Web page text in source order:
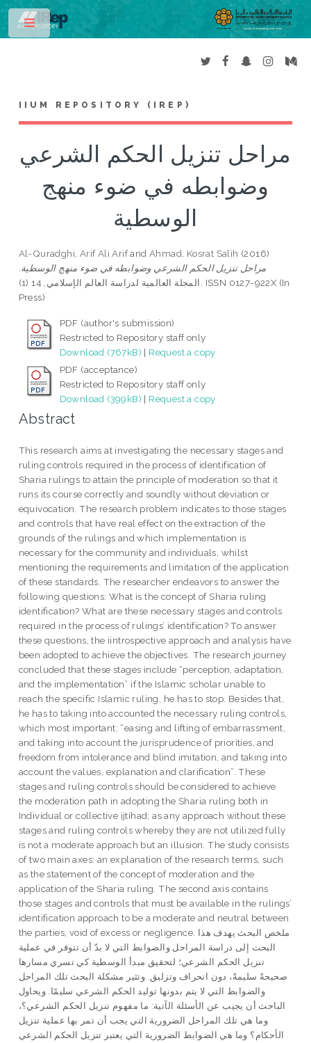
IIUM REPOSITORY (IREP)
مراحل تنزيل الحكم الشرعي
وضوابطه في ضوء منهج
الوسطية
Al-Quradghi, Arif Ali ArifandAhmad, Kosrat Salih (2016)
مراحل تنزيل الحكم الشرعي وضوابطه في ضوء منهج الوسطية.
المجلة العالمية لدراسة العالم الإسلامي, 14 (1). ISSN 0127-922X (In
Press)
PDF (author's submission)
Restricted to Repository staff only
Download (767kB) | Request a copy
PDF (acceptance)
Restricted to Repository staff only
Download (399kB) | Request a copy
Abstract
This research aims at investigating the necessary stages and
ruling controls required in the process of identification of
Sharia rulings to attain the principle of moderation so that it
runs its course correctly and soundly without deviation or
equivocation. The research problem indicates to those stages
and controls that have real effect on the extraction of the
grounds of the rulings and which implementation is
necessary for the community and individuals, whilst
mentioning the requirements and limitation of the application
of these standards. The researcher endeavors to answer the
following questions: What is the concept of Sharia ruling
identification? What are these necessary stages and controls
required in the process of rulings’ identification? To answer
these questions, the iintrospective approach and analysis have
been adopted to achieve the objectives. The research journey
concluded that these stages include “perception, adaptation,
and the implementation” if the Islamic scholar unable to
reach the specific Islamic ruling, he has to stop. Besides that,
he has to taking into accounted the necessary ruling controls,
which most important: “easing and lifting of embarrassment,
and taking into account the jurisprudence of priorities, and
freedom from intolerance and blind imitation, and taking into
account the values, explanation and clarification”. These
stages and ruling controls should be considered to achieve
the moderation path in adopting the Sharia ruling both in
Individual or collective ijtihad; as any approach without these
stages and ruling controls whereby they are not utilized fully
is not a moderate approach but an illusion. The study consists
of two main axes: an explanation of the research terms, such
as the statement of the concept of moderation and the
application of the Sharia ruling. The second axis contains
those stages and controls that must be available in the rulings’
identification approach to be a moderate and neutral between
the parties, void of excess or negligence. ملخص البحث يهدف هذا
البحث إلى دراسة المراحل والضوابط التي لا بدّ أن تتوفر في عملية
تنزيل الحكم الشرعي؛ لتحقيق مبدأ الوسطية كي تسري مسارها
صحيحةً سليمةً، دون انحراف وتزليق. وتثير مشكلة البحث تلك المراحل
والضوابط التي لا يتم بدونها توليد الحكم الشرعي سليمًا. ويحاول
الباحث أن يجيب عن الأسئلة الآتية: ما مفهوم تنزيل الحكم الشرعي؟،
وما هي تلك المراحل الضرورية التي يجب أن تمر بها عملية تنزيل
الأحكام؟ وما هي الضوابط الضرورية التي يعتبر تنزيل الحكم الشرعي
Toggle